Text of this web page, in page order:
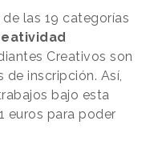
las 19 categorías
Creativos son
inscripción. Así,
bajo esta
euros para poder